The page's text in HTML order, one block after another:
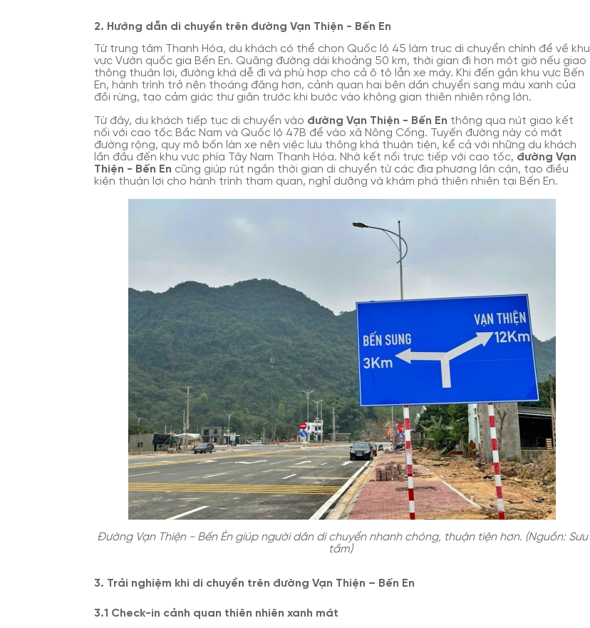
2. Hướng dẫn di chuyển trên đường Vạn Thiện - Bến En
Từ trung tâm Thanh Hóa, du khách có thể chọn Quốc lộ 45 làm trục di chuyển chính để về khu
vực Vườn quốc gia Bến En. Quãng đường dài khoảng 50 km, thời gian đi hơn một giờ nếu giao
thông thuận lợi, đường khá dễ đi và phù hợp cho cả ô tô lẫn xe máy. Khi đến gần khu vực Bến
En, hành trình trở nên thoáng đãng hơn, cảnh quan hai bên dần chuyển sang màu xanh của
đồi rừng, tạo cảm giác thư giãn trước khi bước vào không gian thiên nhiên rộng lớn.
Từ đây, du khách tiếp tục di chuyển vào đường Vạn Thiện - Bến En thông qua nút giao kết
nối với cao tốc Bắc Nam và Quốc lộ 47B để vào xã Nông Cống. Tuyến đường này có mặt
đường rộng, quy mô bốn làn xe nên việc lưu thông khá thuận tiện, kể cả với những du khách
lần đầu đến khu vực phía Tây Nam Thanh Hóa. Nhờ kết nối trực tiếp với cao tốc, đường Vạn
Thiện - Bến En cũng giúp rút ngắn thời gian di chuyển từ các địa phương lân cận, tạo điều
kiện thuận lợi cho hành trình tham quan, nghỉ dưỡng và khám phá thiên nhiên tại Bến En.
Đường Vạn Thiện - Bến Én giúp người dân di chuyển nhanh chóng, thuận tiện hơn. (Nguồn: Sưu
tầm)
3. Trải nghiệm khi di chuyển trên đường Vạn Thiện – Bến En
3.1 Check-in cảnh quan thiên nhiên xanh mát